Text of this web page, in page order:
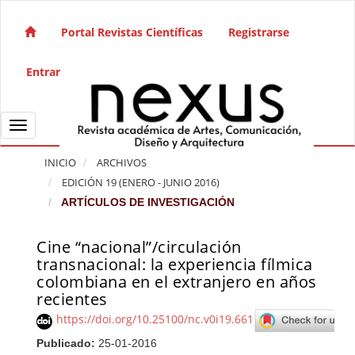
Navegación principal
Barra lateral
Portal Revistas Científicas Registrarse
Entrar
Toggle navigation
INICIO
ARCHIVOS
EDICIÓN 19 (ENERO - JUNIO 2016)
ARTÍCULOS DE INVESTIGACIÓN
Cine “nacional”/circulación
transnacional: la experiencia fílmica
colombiana en el extranjero en años
recientes
https://doi.org/10.25100/nc.v0i19.661
Publicado: 25-01-2016
Barra lateral del artículo